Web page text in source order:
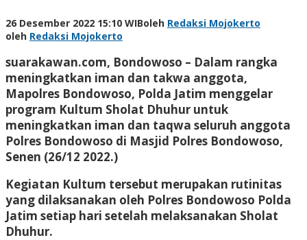
26 Desember 2022 15:10 WIBoleh Redaksi Mojokerto
oleh Redaksi Mojokerto
suarakawan.com, Bondowoso – Dalam rangka
meningkatkan iman dan takwa anggota,
Mapolres Bondowoso, Polda Jatim menggelar
program Kultum Sholat Dhuhur untuk
meningkatkan iman dan taqwa seluruh anggota
Polres Bondowoso di Masjid Polres Bondowoso,
Senen (26/12 2022.)
Kegiatan Kultum tersebut merupakan rutinitas
yang dilaksanakan oleh Polres Bondowoso Polda
Jatim setiap hari setelah melaksanakan Sholat
Dhuhur.